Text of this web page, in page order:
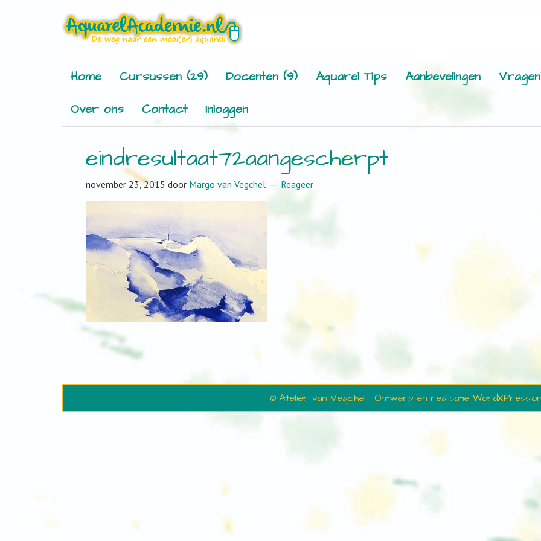
Home Cursussen (29) Docenten (9) Aquarel Tips Aanbevelingen
Over ons
Contact Inloggen
eindresultaat72aangescherpt
november 23, 2015 door Margo van Vegchel Reageer
© Atelier van Vegchel · Ontwerp en realisatie WordXPression